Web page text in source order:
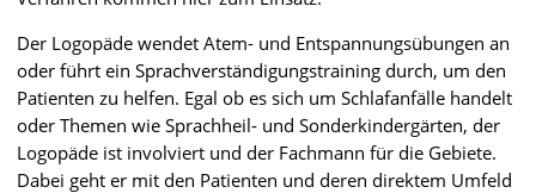
Der Logopäde wendet Atem- und Entspannungsübungen an
oder führt ein Sprachverständigungstraining durch, um den
Patienten zu helfen. Egal ob es sich um Schlafanfälle handelt
oder Themen wie Sprachheil- und Sonderkindergärten, der
Logopäde ist involviert und der Fachmann für die Gebiete.
Dabei geht er mit den Patienten und deren direktem Umfeld